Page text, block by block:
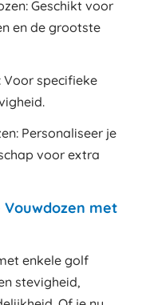
Geschikt voor
en de grootste
specifieke
Personaliseer je
voor extra
met
enkele golf
stevigheid,